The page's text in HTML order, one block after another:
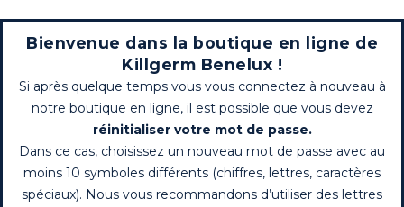
Bienvenue dans la boutique en ligne de
Killgerm Benelux !
Si après quelque temps vous vous connectez à nouveau à
notre boutique en ligne, il est possible que vous devez
réinitialiser votre mot de passe.
Dans ce cas, choisissez un nouveau mot de passe avec au
moins 10 symboles différents (chiffres, lettres, caractères
spéciaux). Nous vous recommandons d’utiliser des lettres